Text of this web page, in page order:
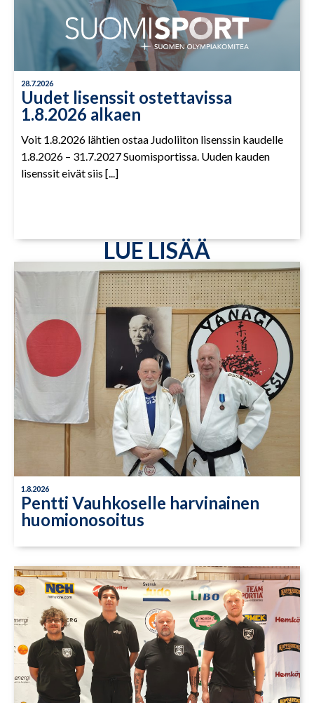
28.7.2026
Uudet lisenssit ostettavissa
1.8.2026 alkaen
Voit 1.8.2026 lähtien ostaa Judoliiton lisenssin kaudelle
1.8.2026 – 31.7.2027 Suomisportissa. Uuden kauden
lisenssit eivät siis [...]
LUE LISÄÄ
1.8.2026
Pentti Vauhkoselle harvinainen
huomionosoitus